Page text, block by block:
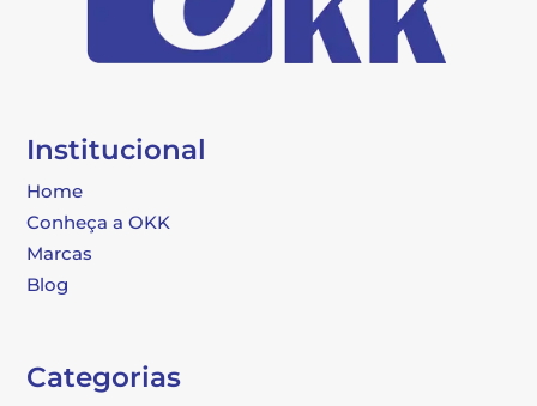
Institucional
Home
Conheça a OKK
Marcas
Blog
Categorias